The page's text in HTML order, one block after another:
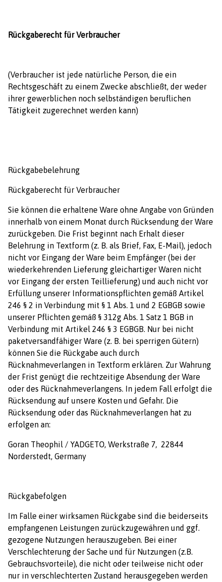
Rückgaberecht für Verbraucher
(Verbraucher ist jede natürliche Person, die ein
Rechtsgeschäft zu einem Zwecke abschließt, der weder
ihrer gewerblichen noch selbständigen beruflichen
Tätigkeit zugerechnet werden kann)
Rückgabebelehrung
Rückgaberecht für Verbraucher
Sie können die erhaltene Ware ohne Angabe von Gründen
innerhalb von einem Monat durch Rücksendung der Ware
zurückgeben. Die Frist beginnt nach Erhalt dieser
Belehrung in Textform (z. B. als Brief, Fax, E-Mail), jedoch
nicht vor Eingang der Ware beim Empfänger (bei der
wiederkehrenden Lieferung gleichartiger Waren nicht
vor Eingang der ersten Teillieferung) und auch nicht vor
Erfüllung unserer Informationspflichten gemäß Artikel
246 § 2 in Verbindung mit § 1 Abs. 1 und 2 EGBGB sowie
unserer Pflichten gemäß § 312g Abs. 1 Satz 1 BGB in
Verbindung mit Artikel 246 § 3 EGBGB. Nur bei nicht
paketversandfähiger Ware (z. B. bei sperrigen Gütern)
können Sie die Rückgabe auch durch
Rücknahmeverlangen in Textform erklären. Zur Wahrung
der Frist genügt die rechtzeitige Absendung der Ware
oder des Rücknahmeverlangens. In jedem Fall erfolgt die
Rücksendung auf unsere Kosten und Gefahr. Die
Rücksendung oder das Rücknahmeverlangen hat zu
erfolgen an:
Goran Theophil / YADGETO, Werkstraße 7, 22844
Norderstedt, Germany
Rückgabefolgen
Im Falle einer wirksamen Rückgabe sind die beiderseits
empfangenen Leistungen zurückzugewähren und ggf.
gezogene Nutzungen herauszugeben. Bei einer
Verschlechterung der Sache und für Nutzungen (z.B.
Gebrauchsvorteile), die nicht oder teilweise nicht oder
nur in verschlechterten Zustand herausgegeben werden